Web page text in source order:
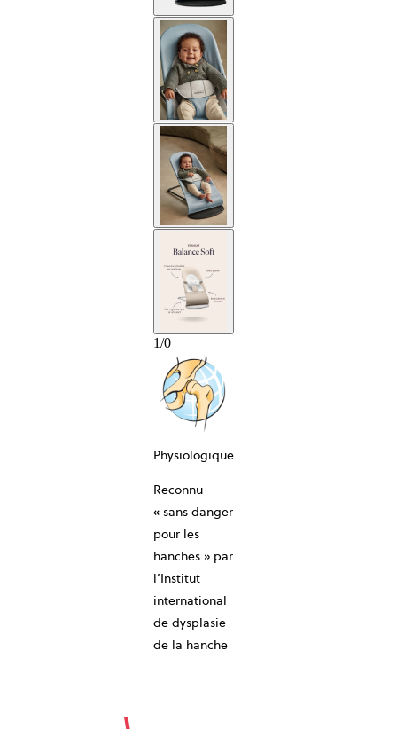
1/0
Physiologique
Reconnu
« sans danger
pour les
hanches » par
l’Institut
international
de dysplasie
de la hanche
10-ANS